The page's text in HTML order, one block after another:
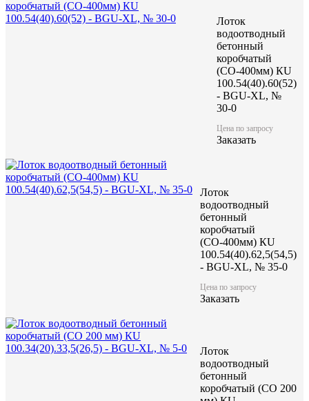
Высота (H), мм
Масса, кг
Лоток
водоотводный
бетонный
коробчатый
(СО-400мм) КU
100.54(40).60(52)
- BGU-XL, №
30-0
Цена по запросу
Заказать
Лоток
водоотводный
бетонный
коробчатый
(СО-400мм) КU
100.54(40).62,5(54,5)
- BGU-XL, № 35-0
Цена по запросу
Заказать
Лоток
водоотводный
бетонный
коробчатый (CO 200